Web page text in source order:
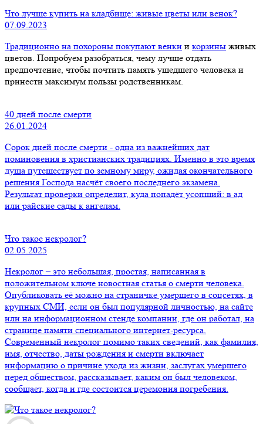
Что лучше купить на кладбище: живые цветы или венок?
07.09.2023
Традиционно на похороны покупают венки и корзины живых
цветов. Попробуем разобраться, чему лучше отдать
предпочтение, чтобы почтить память ушедшего человека и
принести максимум пользы родственникам.
40 дней после смерти
26.01.2024
Сорок дней после смерти - одна из важнейших дат
поминовения в христианских традициях. Именно в это время
душа путешествует по земному миру, ожидая окончательного
решения Господа насчёт своего последнего экзамена.
Результат проверки определит, куда попадёт усопший: в ад
или райские сады к ангелам.
Что такое некролог?
02.05.2025
Некролог – это небольшая, простая, написанная в
положительном ключе новостная статья о смерти человека.
Опубликовать её можно на страничке умершего в соцсетях, в
крупных СМИ, если он был популярной личностью, на сайте
или на информационном стенде компании, где он работал, на
странице памяти специального интернет-ресурса.
Современный некролог помимо таких сведений, как фамилия,
имя, отчество, даты рождения и смерти включает
информацию о причине ухода из жизни, заслугах умершего
перед обществом, рассказывает, каким он был человеком,
сообщает, когда и где состоится церемония погребения.